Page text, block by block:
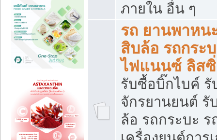
ภายใน อื่น ๆ
รถ ยานพาหน
สิบล้อ รถกระ
ไฟแนนซ์ ลิส
รับซื้อบิ๊กไบค์
จักรยานยนต์ รั
ล้อ รถกระบะ